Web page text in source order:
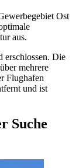
Ost
aus.
erschlossen. Die
mehrere
Flughafen
und ist
Suche